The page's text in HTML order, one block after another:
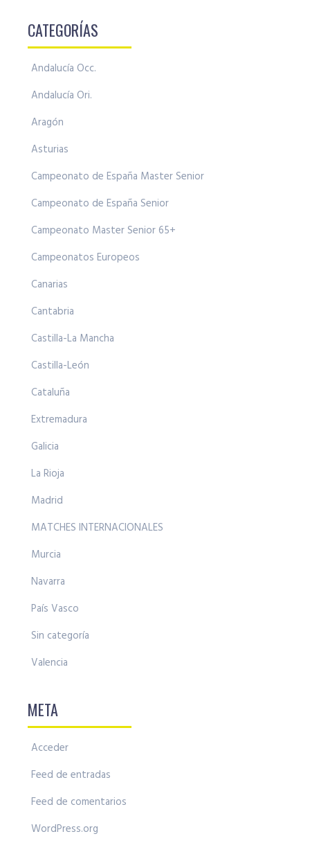
CATEGORÍAS
Andalucía Occ.
Andalucía Ori.
Aragón
Asturias
Campeonato de España Master Senior
Campeonato de España Senior
Campeonato Master Senior 65+
Campeonatos Europeos
Canarias
Cantabria
Castilla-La Mancha
Castilla-León
Cataluña
Extremadura
Galicia
La Rioja
Madrid
MATCHES INTERNACIONALES
Murcia
Navarra
País Vasco
Sin categoría
Valencia
META
Acceder
Feed de entradas
Feed de comentarios
WordPress.org